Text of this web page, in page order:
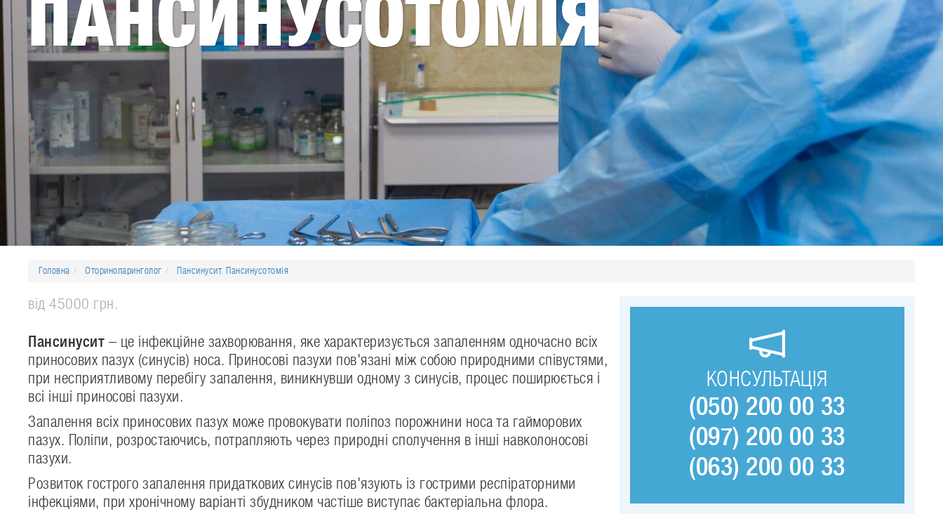
ПАНСИНУСОТОМІЯ
Головна Оториноларинголог Пансинусит. Пансинусотомія
від 45000 грн.
Пансинусит – це інфекційне захворювання, яке характеризується запаленням одночасно всіх
приносових пазух (синусів) носа. Приносові пазухи пов'язані між собою природними співустями,
при несприятливому перебігу запалення, виникнувши одному з синусів, процес поширюється і
всі інші приносові пазухи.
Запалення всіх приносових пазух може провокувати поліпоз порожнини носа та гайморових
пазух. Поліпи, розростаючись, потрапляють через природні сполучення в інші навколоносові
пазухи.
Розвиток гострого запалення придаткових синусів пов'язують із гострими респіраторними
інфекціями, при хронічному варіанті збудником частіше виступає бактеріальна флора.
КОНСУЛЬТАЦІЯ
(050) 200 00 33
(097) 200 00 33
(063) 200 00 33